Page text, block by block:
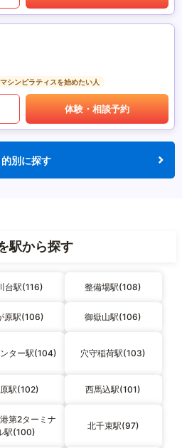
マシンピラティスを始めたい人
体験・相談予約
別に探す
駅から探す
台駅(116) 整備場駅(108)
原駅(106) 御嶽山駅(106)
ター駅(104) 穴守稲荷駅(103)
駅(102) 西馬込駅(101)
第2ターミナ
駅(100)
北千束駅(97)